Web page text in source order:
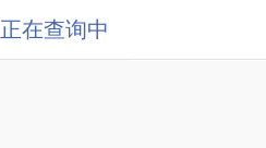
正在查询中